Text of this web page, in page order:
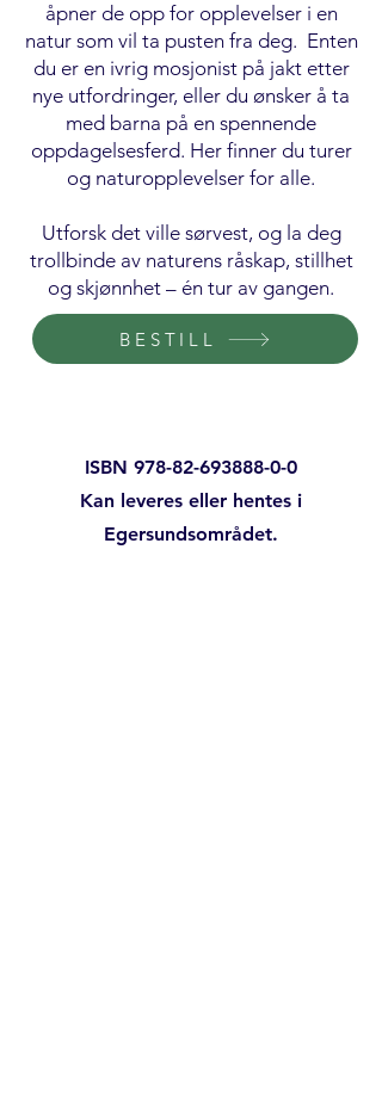
åpner de opp for opplevelser i en
natur som vil ta pusten fra deg. Enten
du er en ivrig mosjonist på jakt etter
nye utfordringer, eller du ønsker å ta
med barna på en spennende
oppdagelsesferd. Her finner du turer
og naturopplevelser for alle.
Utforsk det ville sørvest, og la deg
trollbinde av naturens råskap, stillhet
og skjønnhet – én tur av gangen.
BESTILL
ISBN 978-82-693888-0-0
Kan leveres eller hentes i
Egersundsområdet.